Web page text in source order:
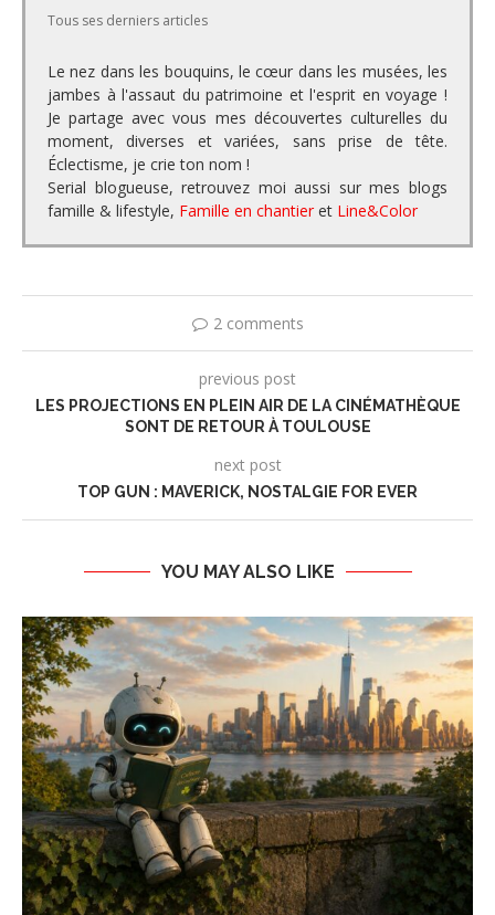
Tous ses derniers articles
Le nez dans les bouquins, le cœur dans les musées, les
jambes à l'assaut du patrimoine et l'esprit en voyage !
Je partage avec vous mes découvertes culturelles du
moment, diverses et variées, sans prise de tête.
Éclectisme, je crie ton nom !
Serial blogueuse, retrouvez moi aussi sur mes blogs
famille & lifestyle, Famille en chantier et Line&Color
2 comments
previous post
LES PROJECTIONS EN PLEIN AIR DE LA CINÉMATHÈQUE
SONT DE RETOUR À TOULOUSE
next post
TOP GUN : MAVERICK, NOSTALGIE FOR EVER
YOU MAY ALSO LIKE